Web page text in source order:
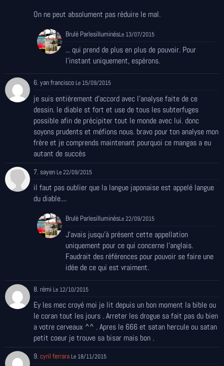
On ne peut absolument pas réduire le mal.
Brulé ParlesilluminésLe 13/07/2015
... qui prend de plus en plus de pouvoir. Pour
l'instant uniquement, espérons.
6. yan francisco Le 15/09/2015
je suis entièrement d'accord avec l’analyse faite de ce
dessin. le diable st fort et use de tous les subterfuges
possible afin de précipiter tout le monde avec lui. donc
soyons prudents et méfions nous. bravo pour ton analyse mon
frère et je comprends maintenant pourquoi ce mangas a eu
autant de succès
7. sayen Le 22/09/2015
il faut pas oublier que la langue japonaise est appelé langue
du diable....
Brulé ParlesilluminésLe 22/09/2015
J'avais jusqu'à présent cette appellation
uniquement pour ce qui concerne l'anglais.
Faudrait des références pour pouvoir se faire une
idée de ce qui est vraiment.
8. rémi Le 12/10/2015
Ey les mec croyé moi je lit depuis un bon moment la bible ou
le coran tout les jours . Arreter les drogue sa fait pas du bien
a votre cerveaux ^^ . Apres le 666 et satan hercule ou satan
petit coeur je trouve sa bisar mais bon .
9. cyril ferrara Le 18/11/2015